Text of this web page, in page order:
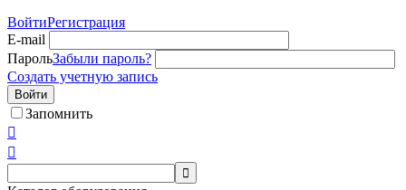
ВойтиРегистрация
E-mail
ПарольЗабыли пароль?
Создать учетную запись
Войти
Запомнить


